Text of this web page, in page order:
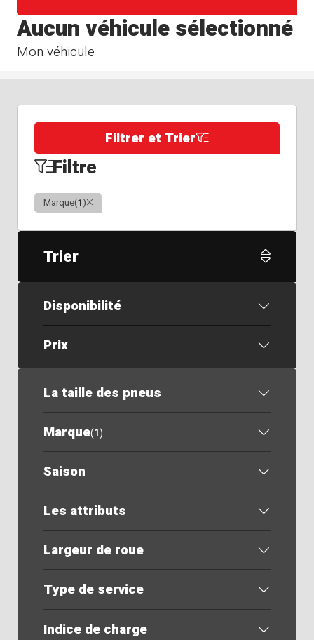
Mon véhicule
Aucun véhicule sélectionné
Filtrer et Trier
Filtre
Marque(1)Clair
Trier
Disponibilité
Prix
La taille des pneus
Marque(1)
Saison
Les attributs
Largeur de roue
Type de service
Indice de charge